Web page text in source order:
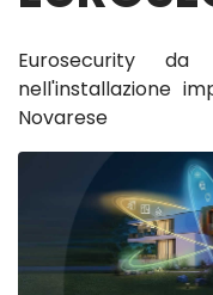
Eurosecurity
nell'installazione
Novarese